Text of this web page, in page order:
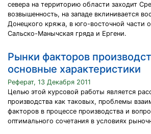
севера на территорию области заходит
возвышенность, на западе вклинивается
Донецкого кряжа, в юго-восточной части
Сальско-Манычская гряда и Ергени.
Рынки факторов
основные характеристики
Реферат, 13 Декабря 2011
Целью этой курсовой работы является
производства как таковых, проблемы
факторов в процессе производства и
оптимального сочетания в условиях